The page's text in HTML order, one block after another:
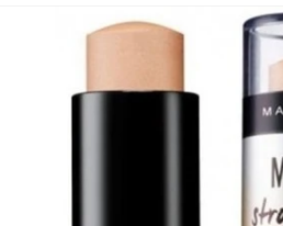
informations